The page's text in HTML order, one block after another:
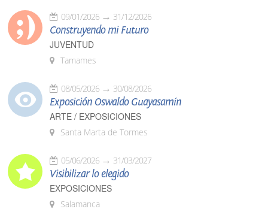
09/01/2026 31/12/2026
Construyendo mi Futuro
JUVENTUD
Tamames
08/05/2026 30/08/2026
Exposición Oswaldo Guayasamín
ARTE / EXPOSICIONES
Santa Marta de Tormes
05/06/2026 31/03/2027
Visibilizar lo elegido
EXPOSICIONES
Salamanca